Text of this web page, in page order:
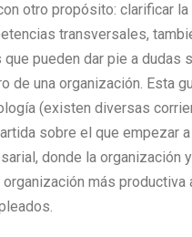
otro propósito: clarificar
transversales,
pueden dar pie a dudas
de una organización. Esta
(existen diversas
sobre el que empezar
donde la organización
más productiva